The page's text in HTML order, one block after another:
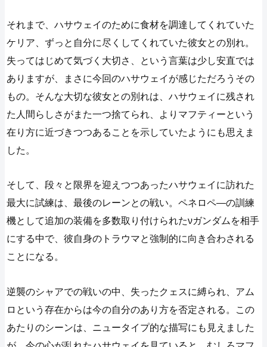
それまで、ハサウェイのために食材を調達してくれていた
ケリア、ずっと自分に尽くしてくれていた彼女との別れ。
失ってはじめて気づく大切さ、という言葉は少し安直では
ありますが、まさに今回のハサウェイが感じただろうその
もの。そんな大切な彼女との別れは、ハサウェイに残され
た人間らしさがまた一つ捨てられ、よりマフティーという
在り方に近づきつつあることを示していたようにも思えま
した。
そして、段々と限界を迎えつつあったハサウェイに訪れた
最大に試練は、最後のレーンとの戦い。ペネロペ―の訓練
機として追加の装備を多数取り付けられたνガンダムを相手
にする中で、彼自身のトラウマと強制的に向き合わされる
ことになる。
逆襲のシャアでの戦いの中、失ったクェスに縛られ、アム
ロという存在からは今の自分のあり方を否定される。この
あたりのシーンは、ニュータイプ的な描写にも見えました